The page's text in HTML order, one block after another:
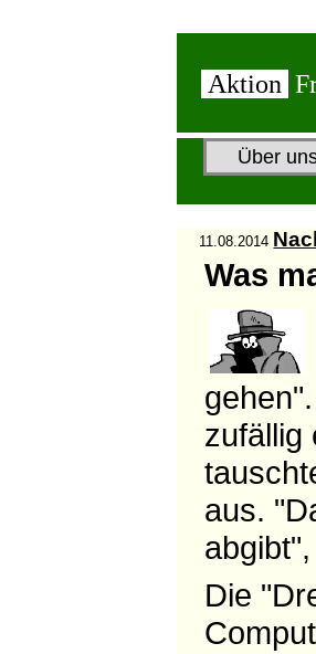
Aktion
Über
11.08.2014
Was
zufällig
aus.
Die